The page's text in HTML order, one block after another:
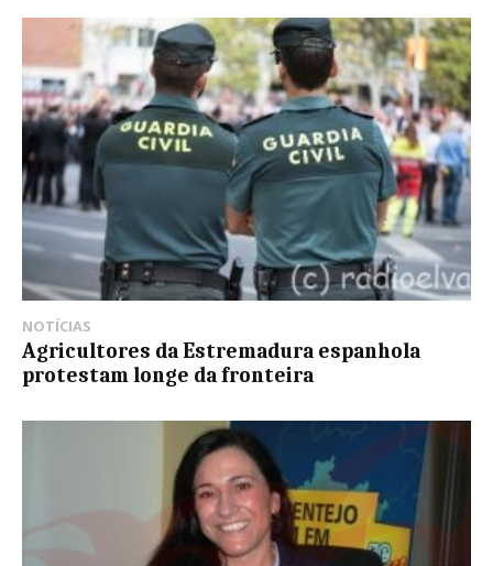
NOTÍCIAS
Agricultores da Estremadura espanhola
protestam longe da fronteira